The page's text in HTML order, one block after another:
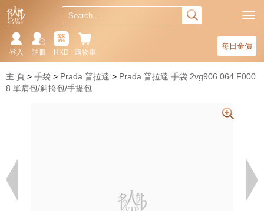
每日金價
購物車
繁
HKD
註冊
登入
主 頁 手袋 Prada 普拉達
Prada 普拉達 手袋 2vg906 064 F000
8 單肩包/斜挎包/手提包